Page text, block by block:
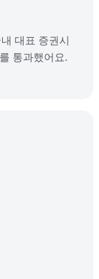
대표 증권시
통과했어요.